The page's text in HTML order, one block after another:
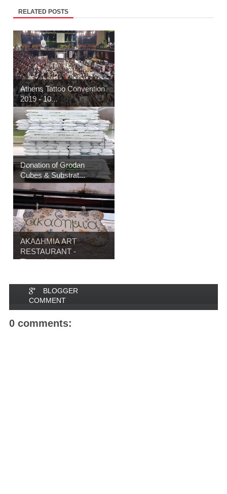
RELATED POSTS
Athens Tattoo Convention
2019 - 10...
Donation of Grodan
Cubes & Substrat...
ΑΚΑΔΗΜΙΑ ART
RESTAURANT -
Thessalon...
BLOGGER
COMMENT
0 comments: